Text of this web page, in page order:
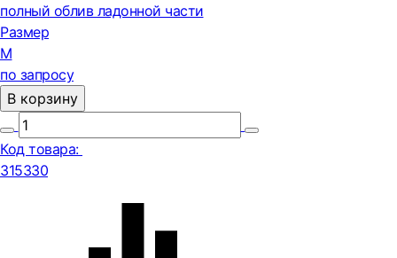
полный облив ладонной части
Размер
M
по запросу
В корзину
Код товара:
315330